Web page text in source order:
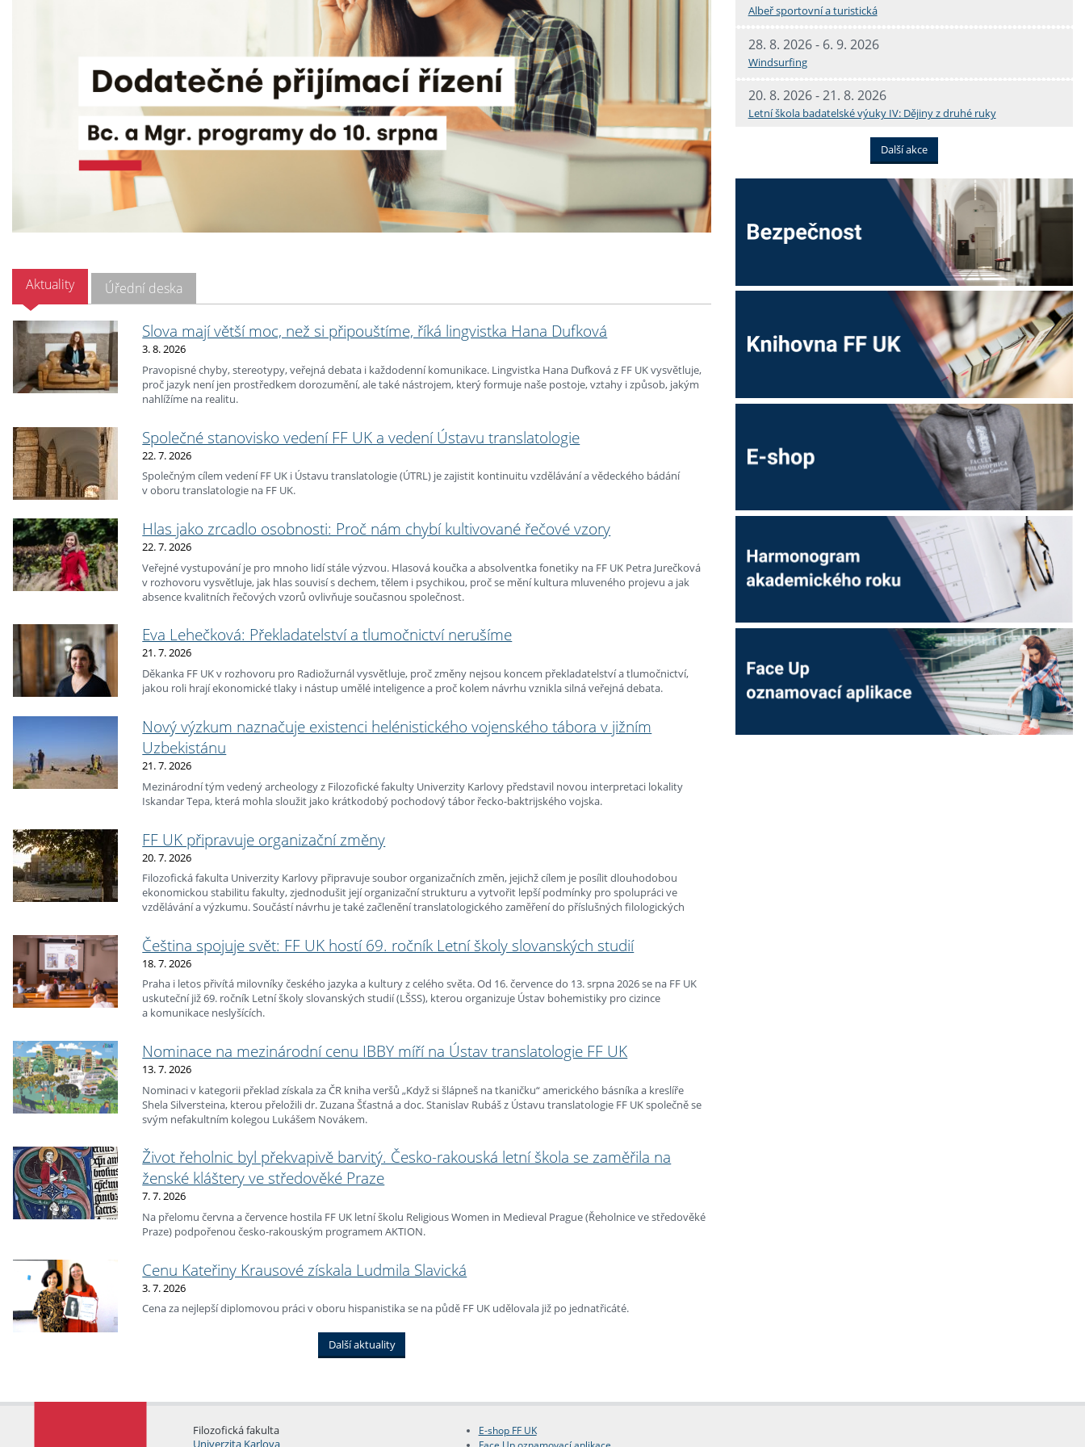
Aktuality Úřední deska
Slova mají větší moc, než si připouštíme, říká lingvistka Hana Dufková
3. 8. 2026
Pravopisné chyby, stereotypy, veřejná debata i každodenní komunikace. Lingvistka Hana Dufková z FF UK vysvětluje,
proč jazyk není jen prostředkem dorozumění, ale také nástrojem, který formuje naše postoje, vztahy i způsob, jakým
nahlížíme na realitu.
Společné stanovisko vedení FF UK a vedení Ústavu translatologie
22. 7. 2026
Společným cílem vedení FF UK i Ústavu translatologie (ÚTRL) je zajistit kontinuitu vzdělávání a vědeckého bádání
v oboru translatologie na FF UK.
Hlas jako zrcadlo osobnosti: Proč nám chybí kultivované řečové vzory
22. 7. 2026
Veřejné vystupování je pro mnoho lidí stále výzvou. Hlasová koučka a absolventka fonetiky na FF UK Petra Jurečková
v rozhovoru vysvětluje, jak hlas souvisí s dechem, tělem i psychikou, proč se mění kultura mluveného projevu a jak
absence kvalitních řečových vzorů ovlivňuje současnou společnost.
Eva Lehečková: Překladatelství a tlumočnictví nerušíme
21. 7. 2026
Děkanka FF UK v rozhovoru pro Radiožurnál vysvětluje, proč změny nejsou koncem překladatelství a tlumočnictví,
jakou roli hrají ekonomické tlaky i nástup umělé inteligence a proč kolem návrhu vznikla silná veřejná debata.
Nový výzkum naznačuje existenci helénistického vojenského tábora v jižním
Uzbekistánu
21. 7. 2026
Mezinárodní tým vedený archeology z Filozofické fakulty Univerzity Karlovy představil novou interpretaci lokality
Iskandar Tepa, která mohla sloužit jako krátkodobý pochodový tábor řecko-baktrijského vojska.
FF UK připravuje organizační změny
20. 7. 2026
Filozofická fakulta Univerzity Karlovy připravuje soubor organizačních změn, jejichž cílem je posílit dlouhodobou
ekonomickou stabilitu fakulty, zjednodušit její organizační strukturu a vytvořit lepší podmínky pro spolupráci ve
vzdělávání a výzkumu. Součástí návrhu je také začlenění translatologického zaměření do příslušných filologických
Čeština spojuje svět: FF UK hostí 69. ročník Letní školy slovanských studií
18. 7. 2026
Praha i letos přivítá milovníky českého jazyka a kultury z celého světa. Od 16. července do 13. srpna 2026 se na FF UK
uskuteční již 69. ročník Letní školy slovanských studií (LŠSS), kterou organizuje Ústav bohemistiky pro cizince
a komunikace neslyšících.
Nominace na mezinárodní cenu IBBY míří na Ústav translatologie FF UK
13. 7. 2026
Nominaci v kategorii překlad získala za ČR kniha veršů „Když si šlápneš na tkaničku“ amerického básníka a kreslíře
Shela Silversteina, kterou přeložili dr. Zuzana Šťastná a doc. Stanislav Rubáš z Ústavu translatologie FF UK společně se
svým nefakultním kolegou Lukášem Novákem.
Život řeholnic byl překvapivě barvitý. Česko-rakouská letní škola se zaměřila na
ženské kláštery ve středověké Praze
7. 7. 2026
Na přelomu června a července hostila FF UK letní školu Religious Women in Medieval Prague (Řeholnice ve středověké
Praze) podpořenou česko-rakouským programem AKTION.
Cenu Kateřiny Krausové získala Ludmila Slavická
3. 7. 2026
Cena za nejlepší diplomovou práci v oboru hispanistika se na půdě FF UK udělovala již po jednatřicáté.
Další aktuality
Albeř sportovní a turistická
28. 8. 2026 - 6. 9. 2026
Windsurfing
20. 8. 2026 - 21. 8. 2026
Letní škola badatelské výuky IV: Dějiny z druhé ruky
Další akce
Filozofická fakulta
Univerzita Karlova
E-shop FF UK